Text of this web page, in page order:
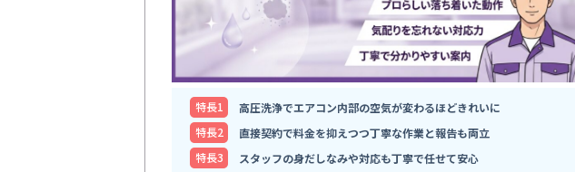
特⻑1
高圧洗浄でエアコン内部の空気が変わるほどきれいに
特⻑2
直接契約で料金を抑えつつ丁寧な作業と報告も両立
特⻑3
スタッフの身だしなみや対応も丁寧で任せて安心